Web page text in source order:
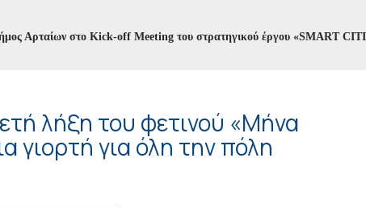
στο Kick-off Meeting του στρατηγικού έργου «SMART CITIES»
λήξη του φετινού «Μήνα
γιορτή για όλη την πόλη